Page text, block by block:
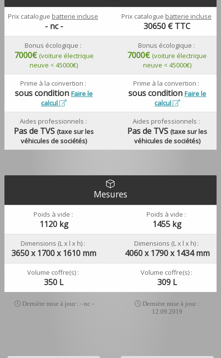
Prix catalogue batterie incluse
- nc -
Prix catalogue batterie incluse
30650 € TTC
Bonus écologique :
7000€ (voiture électrique
neuve < 45000€)
Bonus écologique :
7000€(voiture électrique
neuve < 45000€)
Prime à la convertion :
sous conditionFaire le
calcul
Prime à la convertion :
sous condition Faire le
calcul
Aides professionnels :
Pas de TVS (taxe sur les
véhicules de sociétés)
Aides professionnels :
Pas de TVS (taxe sur les
véhicules de sociétés)
Mesures
Poids à vide :
1120 kg
Poids à vide :
1455 kg
Dimensions (L x l x h) :
3650 x 1700 x 1610 mm
Dimensions (L x l x h) :
4060 x 1790 x 1434 mm
Volume coffre(s) :
350 L
Volume coffre(s) :
309 L
Dernière mise à jour : - nc -
Dernière mise à jour :
12.09.2019